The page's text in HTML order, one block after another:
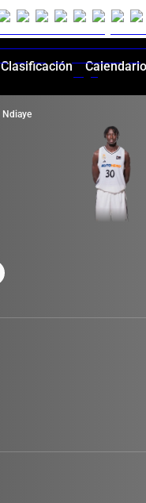
Clasificación Calendario
Ndiaye